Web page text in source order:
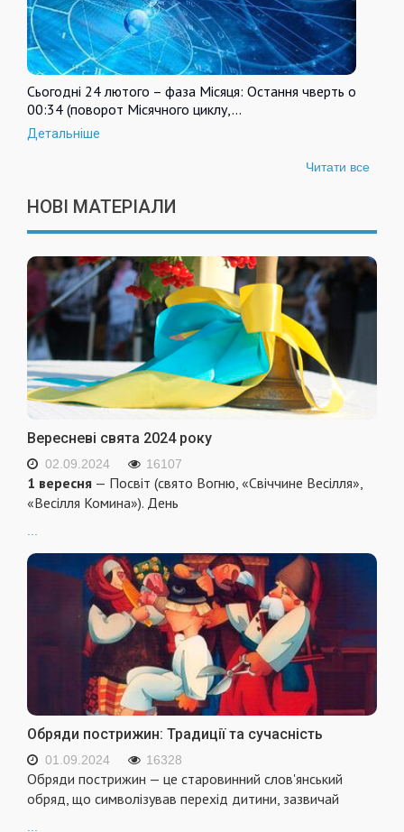
Сьогодні 24 лютого – фаза Місяця: Остання чверть о
00:34 (поворот Місячного циклу,…
Детальніше
Читати все
НОВІ МАТЕРІАЛИ
Вересневі свята 2024 року
02.09.2024 16107
1 вересня — Посвіт (свято Вогню, «Свіччине Весілля»,
«Весілля Комина»). День
Обряди пострижин: Традиції та сучасність
01.09.2024 16328
Обряди пострижин — це старовинний слов'янський
обряд, що символізував перехід дитини, зазвичай